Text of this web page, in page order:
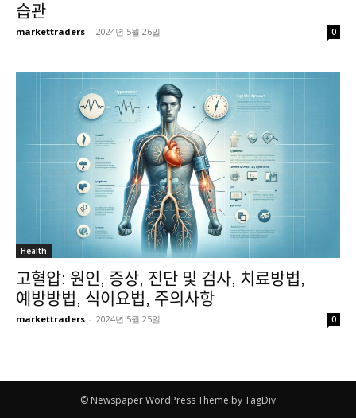
습관
markettraders - 2024년 5월 26일 0
Health
고혈압: 원인, 증상, 진단 및 검사, 치료방법,
예방방법, 식이요법, 주의사항
markettraders - 2024년 5월 25일 0
© Newspaper WordPress Theme by TagDiv